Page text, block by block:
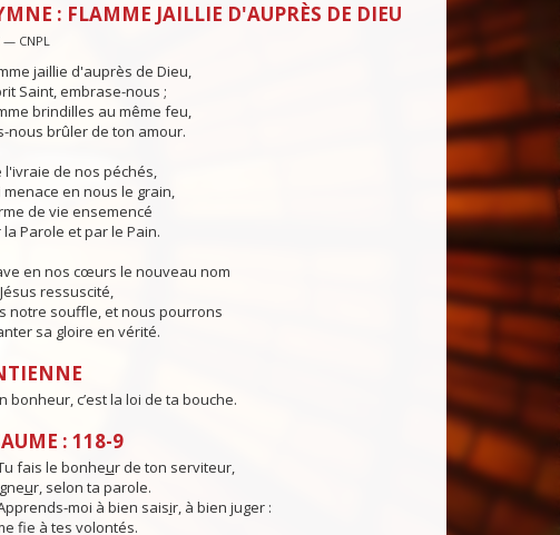
: FLAMME JAILLIE D'AUPRÈS DE DIEU
— CNPL
jaillie d'auprès de Dieu,
Saint, embrase-nous ;
brindilles au même feu,
nous brûler de ton amour.
l'ivraie de nos péchés,
menace en nous le grain,
de vie ensemencé
la Parole et par le Pain.
en nos cœurs le nouveau nom
ressuscité,
notre souffle, et nous pourrons
sa gloire en vérité.
bonheur, c’est la loi de ta bouche.
: 118-9
fais le bonheur de ton serviteur,
ur, selon ta parole.
moi à bien saisir, à bien juger :
fe à tes volontés.